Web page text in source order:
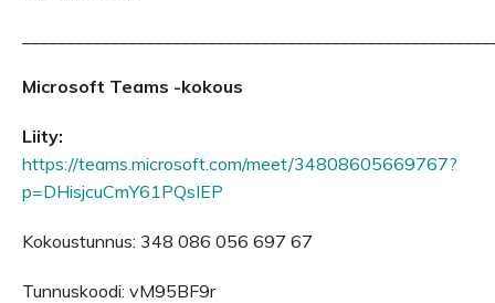
Microsoft Teams -kokous
Liity:
https://teams.microsoft.com/meet/34808605669767?
p=DHisjcuCmY61PQsIEP
Kokoustunnus: 348 086 056 697 67
Tunnuskoodi: vM95BF9r